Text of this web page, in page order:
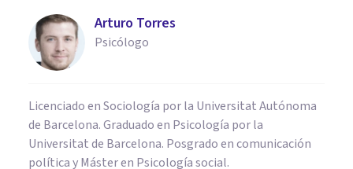
Arturo Torres
Psicólogo
Licenciado en Sociología por la Universitat Autónoma
de Barcelona. Graduado en Psicología por la
Universitat de Barcelona. Posgrado en comunicación
política y Máster en Psicología social.